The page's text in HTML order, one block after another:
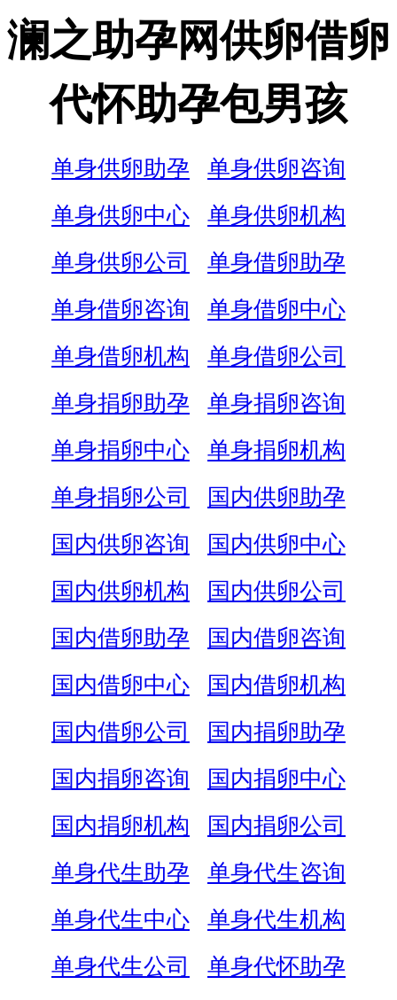
澜之助孕网供卵借卵
代怀助孕包男孩
单身供卵助孕
单身供卵咨询
单身供卵中心
单身供卵机构
单身供卵公司
单身借卵助孕
单身借卵咨询
单身借卵中心
单身借卵机构
单身借卵公司
单身捐卵助孕
单身捐卵咨询
单身捐卵中心
单身捐卵机构
单身捐卵公司
国内供卵助孕
国内供卵咨询
国内供卵中心
国内供卵机构
国内供卵公司
国内借卵助孕
国内借卵咨询
国内借卵中心
国内借卵机构
国内借卵公司
国内捐卵助孕
国内捐卵咨询
国内捐卵中心
国内捐卵机构
国内捐卵公司
单身代生助孕
单身代生咨询
单身代生中心
单身代生机构
单身代生公司
单身代怀助孕